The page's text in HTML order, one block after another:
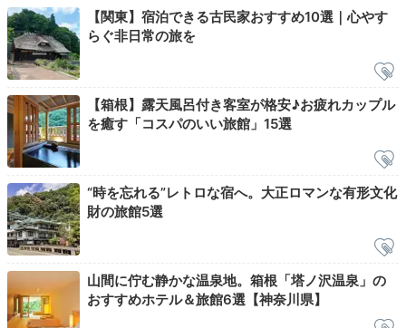
Check-out
10:00
穏やかな気持ちで
チェックアウト
【関東】宿泊できる古民家おすすめ10選｜心やす
らぐ非日常の旅を
【箱根】露天風呂付き客室が格安♪お疲れカップル
を癒す「コスパのいい旅館」15選
“時を忘れる”レトロな宿へ。大正ロマンな有形文化
財の旅館5選
山間に佇む静かな温泉地。箱根「塔ノ沢温泉」の
おすすめホテル＆旅館6選【神奈川県】